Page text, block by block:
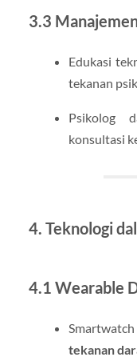
3.3
Edukasi
tekanan
Psikolog
konsultasi
4. Teknologi
4.1 Wearable
tekanan